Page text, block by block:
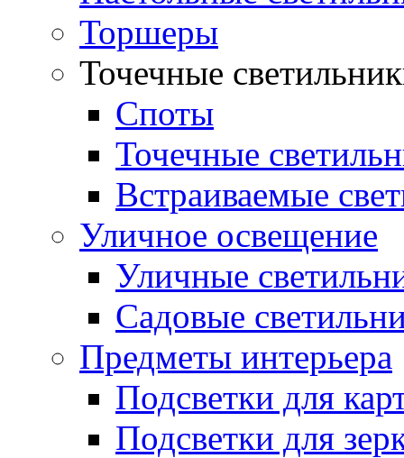
Торшеры
Точечные
Споты
Точечные
Встраиваемые
Уличное освещение
Уличные
Садовые
Предметы интерьера
Подсветки для
Подсветки для